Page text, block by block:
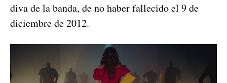
diva de la banda, de no haber fallecido el 9 de
diciembre de 2012.